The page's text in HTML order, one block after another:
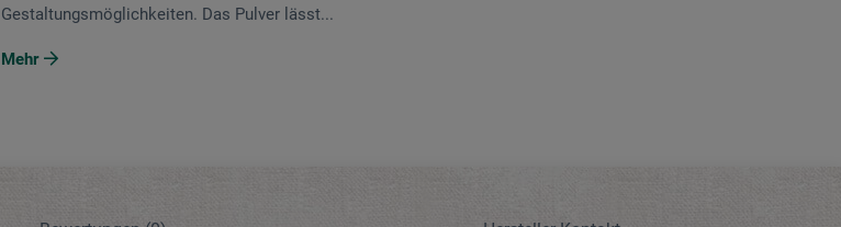
Gestaltungsmöglichkeiten. Das Pulver lässt...
Mehr